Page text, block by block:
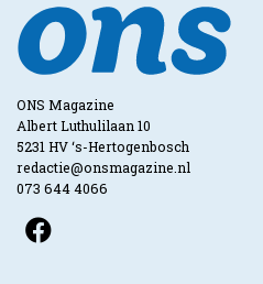
ONS Magazine
Albert Luthulilaan 10
5231 HV ‘s-Hertogenbosch
redactie@onsmagazine.nl
073 644 4066